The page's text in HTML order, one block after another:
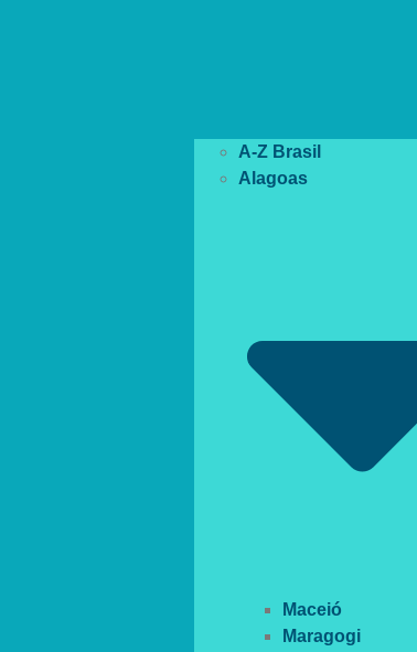
A-Z Brasil
Alagoas
Maceió
Maragogi